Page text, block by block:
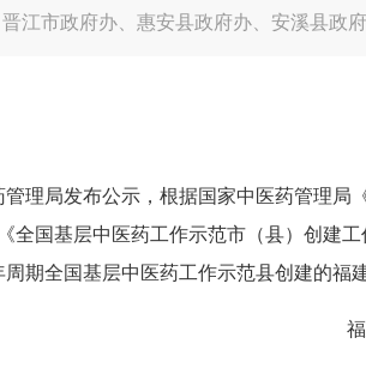
江市政府办、惠安县政府办、安溪县政
局发布公示，根据国家中医药管理局
全国基层中医药工作示范市（县）创建
周期全国基层中医药工作示范县创建的福
福